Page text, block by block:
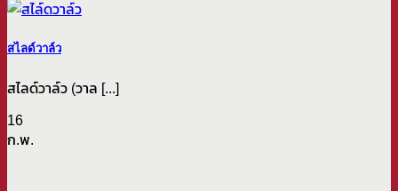
สไลด์วาล์ว
สไลด์วาล์ว (วาล [...]
16
ก.พ.